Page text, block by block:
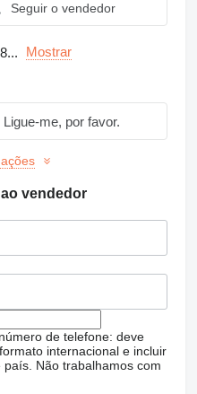
Seguir o vendedor
Mostrar
Ligue-me, por favor.
vendedor
de telefone: deve
internacional e incluir
Não trabalhamos com